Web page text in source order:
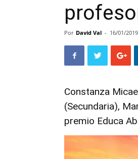
Por David Val - 16/01/2019
Constanza
(Secundaria),
premio Educa